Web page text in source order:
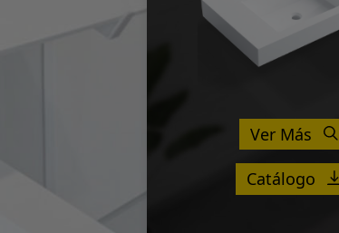
Ver Más
Catálogo